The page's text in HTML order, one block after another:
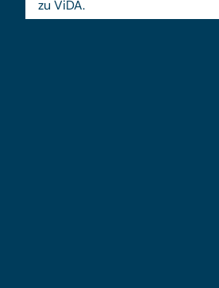
zu ViDA.